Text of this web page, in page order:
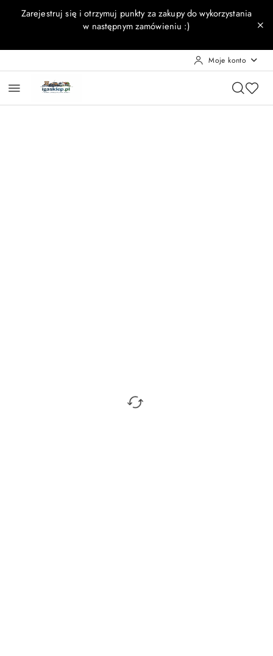
Przejdź do treści głównej
Przejdź do wyszukiwarki
Przejdź do moje konto
Przejdź do menu głównego
Przejdź do opisu produktu
Przejdź do stopki
Zarejestruj się i otrzymuj punkty za zakupy do wykorzystania
w następnym zamówieniu :)
Moje konto